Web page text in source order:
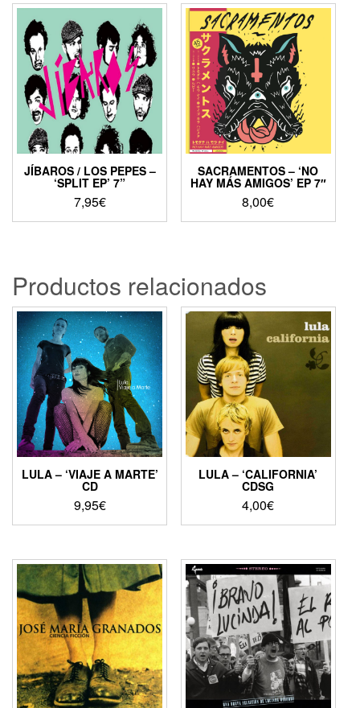
JÍBAROS / LOS PEPES –
‘SPLIT EP’ 7”
7,95€
SACRAMENTOS – ‘NO
HAY MÁS AMIGOS’ EP 7″
8,00€
Productos relacionados
LULA – ‘VIAJE A MARTE’
CD
9,95€
LULA – ‘CALIFORNIA’
CDSG
4,00€